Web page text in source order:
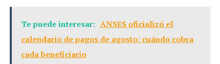
Te puede interesar: ANSES oficializó el
calendario de pagos de agosto: cuándo cobra
cada beneficiario